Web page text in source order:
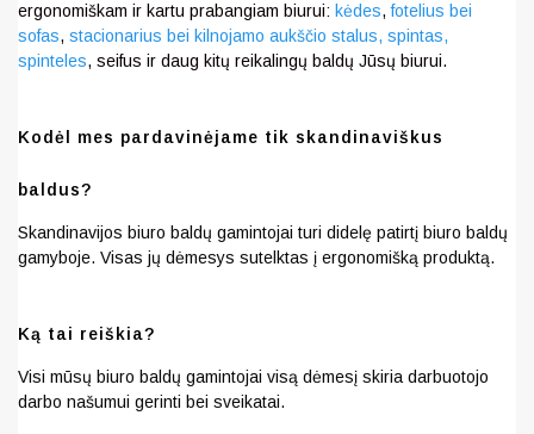
ergonomiškam ir kartu prabangiam biurui: kėdes,fotelius bei
sofas, stacionarius bei kilnojamo aukščio stalus, spintas,
spinteles, seifus ir daug kitų reikalingų baldų Jūsų biurui.
Kodėl mes pardavinėjame tik skandinaviškus
baldus?
Skandinavijos biuro baldų gamintojai turi didelę patirtį biuro baldų
gamyboje. Visas jų dėmesys sutelktas į ergonomišką produktą.
Ką tai reiškia?
Visi mūsų biuro baldų gamintojai visą dėmesį skiria darbuotojo
darbo našumui gerinti bei sveikatai.